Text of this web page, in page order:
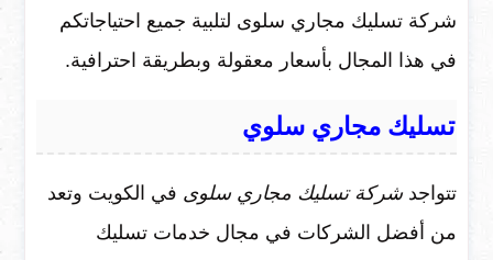
شركة تسليك مجاري سلوى لتلبية جميع احتياجاتكم
في هذا المجال بأسعار معقولة وبطريقة احترافية.
تسليك مجاري سلوي
تتواجدشركة تسليك مجاري سلوى في الكويت وتعد
من أفضل الشركات في مجال خدمات تسليك